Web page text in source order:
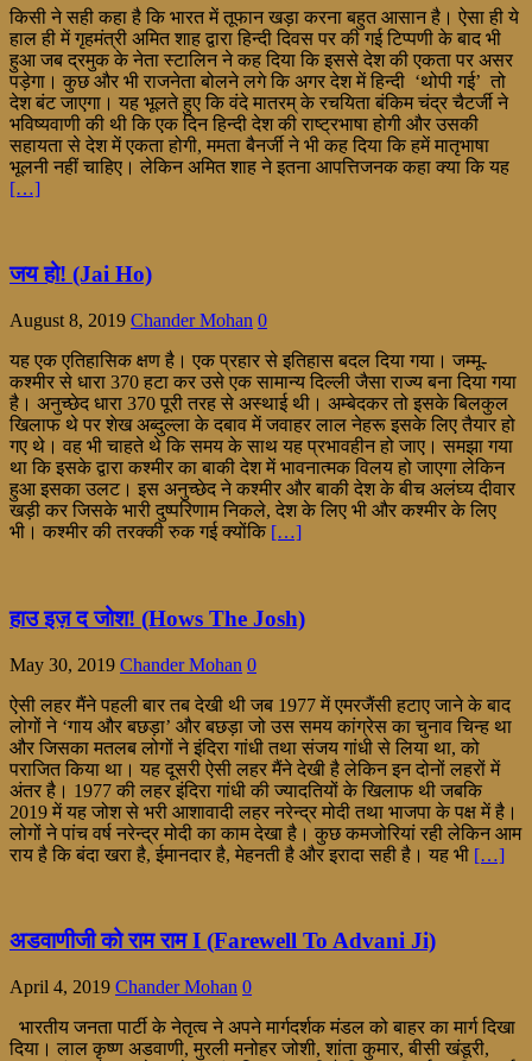
किसी ने सही कहा है कि भारत में तूफान खड़ा करना बहुत आसान है। ऐसा ही ये
हाल ही में गृहमंत्री अमित शाह द्वारा हिन्दी दिवस पर की गई टिप्पणी के बाद भी
हुआ जब द्रमुक के नेता स्टालिन ने कह दिया कि इससे देश की एकता पर असर
पड़ेगा। कुछ और भी राजनेता बोलने लगे कि अगर देश में हिन्दी ‘थोपी गई’ तो
देश बंट जाएगा। यह भूलते हुए कि वंदे मातरम् के रचयिता बंकिम चंद्र चैटर्जी ने
भविष्यवाणी की थी कि एक दिन हिन्दी देश की राष्ट्रभाषा होगी और उसकी
सहायता से देश में एकता होगी, ममता बैनर्जी ने भी कह दिया कि हमें मातृभाषा
भूलनी नहीं चाहिए। लेकिन अमित शाह ने इतना आपत्तिजनक कहा क्या कि यह
[…]
जय हो! (Jai Ho)
August 8, 2019 Chander Mohan 0
यह एक एतिहासिक क्षण है। एक प्रहार से इतिहास बदल दिया गया। जम्मू-
कश्मीर से धारा 370 हटा कर उसे एक सामान्य दिल्ली जैसा राज्य बना दिया गया
है। अनुच्छेद धारा 370 पूरी तरह से अस्थाई थी। अम्बेदकर तो इसके बिलकुल
खिलाफ थे पर शेख अब्दुल्ला के दबाव में जवाहर लाल नेहरू इसके लिए तैयार हो
गए थे। वह भी चाहते थे कि समय के साथ यह प्रभावहीन हो जाए। समझा गया
था कि इसके द्वारा कश्मीर का बाकी देश में भावनात्मक विलय हो जाएगा लेकिन
हुआ इसका उलट। इस अनुच्छेद ने कश्मीर और बाकी देश के बीच अलंघ्य दीवार
खड़ी कर जिसके भारी दुष्परिणाम निकले, देश के लिए भी और कश्मीर के लिए
भी। कश्मीर की तरक्की रुक गई क्योंकि […]
हाउ इज़ द जोश! (Hows The Josh)
May 30, 2019 Chander Mohan 0
ऐसी लहर मैंने पहली बार तब देखी थी जब 1977 में एमरजैंसी हटाए जाने के बाद
लोगों ने ‘गाय और बछड़ा’ और बछड़ा जो उस समय कांग्रेस का चुनाव चिन्ह था
और जिसका मतलब लोगों ने इंदिरा गांधी तथा संजय गांधी से लिया था, को
पराजित किया था। यह दूसरी ऐसी लहर मैंने देखी है लेकिन इन दोनों लहरों में
अंतर है। 1977 की लहर इंदिरा गांधी की ज्यादतियों के खिलाफ थी जबकि
2019 में यह जोश से भरी आशावादी लहर नरेन्द्र मोदी तथा भाजपा के पक्ष में है।
लोगों ने पांच वर्ष नरेन्द्र मोदी का काम देखा है। कुछ कमजोरियां रही लेकिन आम
राय है कि बंदा खरा है, ईमानदार है, मेहनती है और इरादा सही है। यह भी […]
अडवाणीजी को राम राम I (Farewell To Advani Ji)
April 4, 2019 Chander Mohan 0
भारतीय जनता पार्टी के नेतृत्व ने अपने मार्गदर्शक मंडल को बाहर का मार्ग दिखा
दिया। लाल कृष्ण अडवाणी, मुरली मनोहर जोशी, शांता कुमार, बीसी खंडूरी,